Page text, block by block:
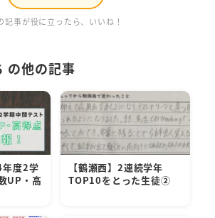
記事が役に立ったら、いいね！
の他の記事
年度2学
UP・高
【鶴瀬西】2連続学年
TOP10をとった生徒②